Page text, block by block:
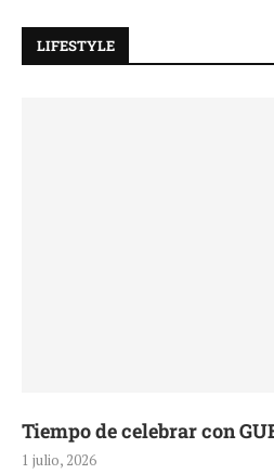
LIFESTYLE
Tiempo de celebrar con
1 julio, 2026